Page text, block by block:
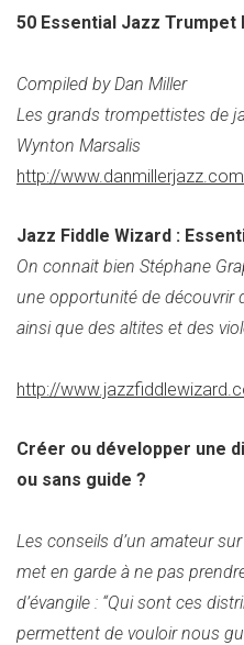
50 Essential Jazz Trumpet
Compiled by Dan Miller
Les grands trompettistes de
Wynton Marsalis
http://
Jazz Fiddle Wizard :
On connait bien Stéphane
une opportunité de découvrir
ainsi que des altites et des
http://
Créer ou développer une
ou sans guide ?
Les conseils d’un amateur
met en garde à ne pas
d’évangile : “Qui sont ces
permettent de vouloir nous